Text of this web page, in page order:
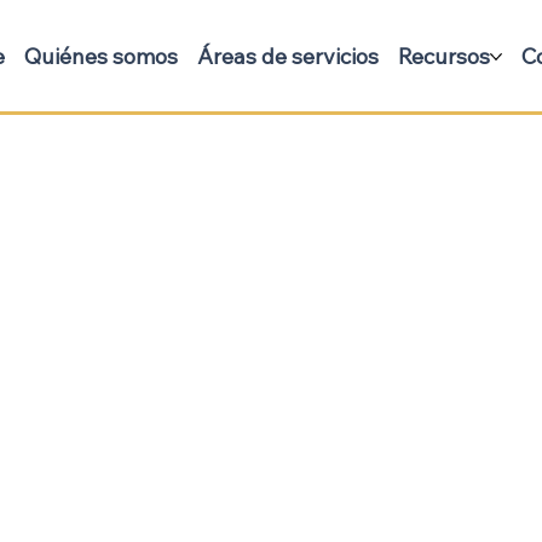
Quiénes somos Áreas de servicios Recursos